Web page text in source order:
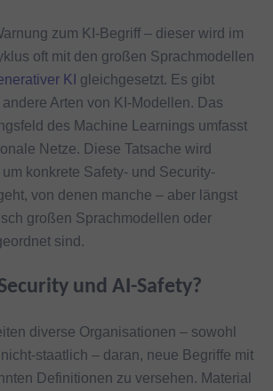
zum KI-Begriff – dieser wird im
oft mit den großen Sprachmodellen
KI
gleichgesetzt. Es gibt
Arten von KI-Modellen. Das
des Machine Learnings umfasst
Netze. Diese Tatsache wird
konkrete Safety- und Security-
von denen manche – aber längst
großen Sprachmodellen oder
sind.
und AI-Safety?
diverse Organisationen – sowohl
staatlich – daran, neue Begriffe mit
Definitionen zu versehen. Material